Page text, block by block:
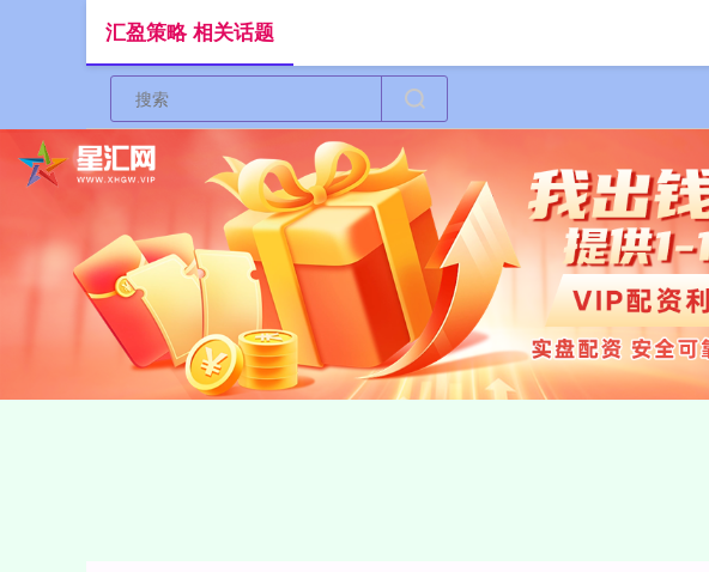
汇盈策略 相关话题